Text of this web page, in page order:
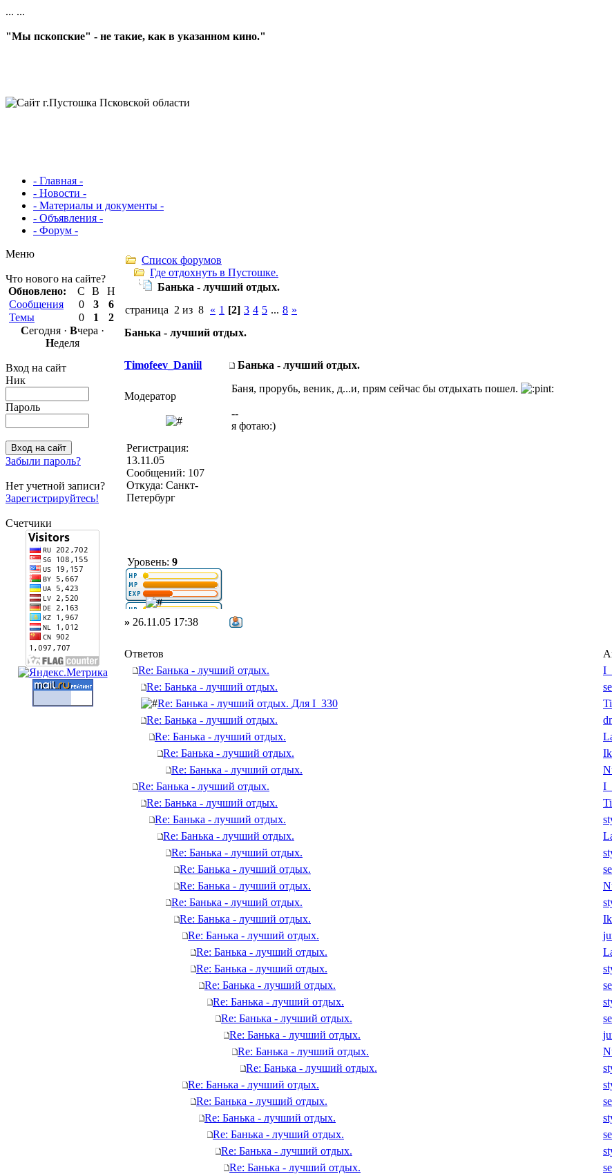
... ...
"Мы пскопские" - не такие, как в указанном кино."
- Главная -
- Новости -
- Материалы и документы -
- Объявления -
- Форум -
Меню
Что нового на сайте?
Обновлено:
С В
Н
Сообщения
0 3
6
Темы
0 1
2
Сегодня · Вчера ·
Неделя
Вход на сайт
Ник
Пароль
Забыли пароль?
Нет учетной записи?
Зарегистрируйтесь!
Счетчики
Список форумов
Где отдохнуть в Пустошке.
Банька - лучший отдых.
страница 2 из 8 « 1 [2] 3 4 5 ... 8 »
Банька - лучший отдых.
Timofeev_Daniil Банька - лучший отдых.
Модератор
Регистрация:
13.11.05
Сообщений: 107
Откуда: Санкт-
Петербург
Уровень: 9
Баня, прорубь, веник, д...и, прям сейчас бы отдыхать пошел.
--
я фотаю:)
» 26.11.05 17:38
Ответов
Re: Банька - лучший отдых.
Re: Банька - лучший отдых.
Re: Банька - лучший отдых. Для I_330
Re: Банька - лучший отдых.
Re: Банька - лучший отдых.
Re: Банька - лучший отдых.
Re: Банька - лучший отдых.
Re: Банька - лучший отдых.
Re: Банька - лучший отдых.
Re: Банька - лучший отдых.
Re: Банька - лучший отдых.
Re: Банька - лучший отдых.
Re: Банька - лучший отдых.
Re: Банька - лучший отдых.
Re: Банька - лучший отдых.
Re: Банька - лучший отдых.
Re: Банька - лучший отдых.
Re: Банька - лучший отдых.
Re: Банька - лучший отдых.
Re: Банька - лучший отдых.
Re: Банька - лучший отдых.
Re: Банька - лучший отдых.
Re: Банька - лучший отдых.
Re: Банька - лучший отдых.
Re: Банька - лучший отдых.
Re: Банька - лучший отдых.
Re: Банька - лучший отдых.
Re: Банька - лучший отдых.
Re: Банька - лучший отдых.
Re: Банька - лучший отдых.
Re: Банька - лучший отдых.